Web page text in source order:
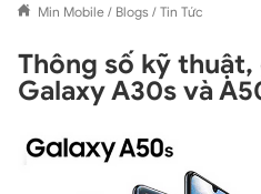
Min Mobile / Blogs / Tin Tức
Thông số kỹ
Galaxy A30s và